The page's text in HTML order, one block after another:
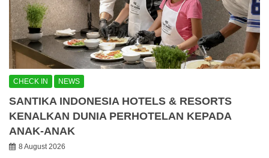
CHECK IN NEWS
SANTIKA INDONESIA HOTELS & RESORTS
KENALKAN DUNIA PERHOTELAN KEPADA
ANAK-ANAK
8 August 2026